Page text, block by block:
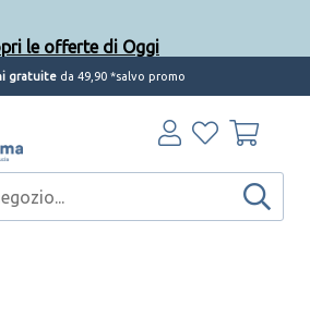
gratuite da 49,90 *salvo promo